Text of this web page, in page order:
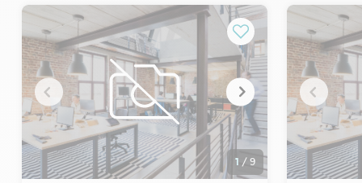
travail idéal, parfaitement desservi par les
métros, le RER A et le tramway.- Taxe
bureaux : 21.99 € /m²/an
- Taxe foncière : 26.31 € /m²/an
.- Surface aménager en plusieurs bureaux
sur 2 niveaux (RDC + R+1)
- Locaux traversants, calmes et lumineux
- Plateaux fonctionnels, peu de contraintes
porteuses
- Division possible entre le RDC et le R+1
- Parkings : 4 places au R-2
27 m2 soit
m2) et
l'un des
par la
bénéficiez
Attention :
Électricité
Il ne sera
sous-
structure.
Prestations
1 /9